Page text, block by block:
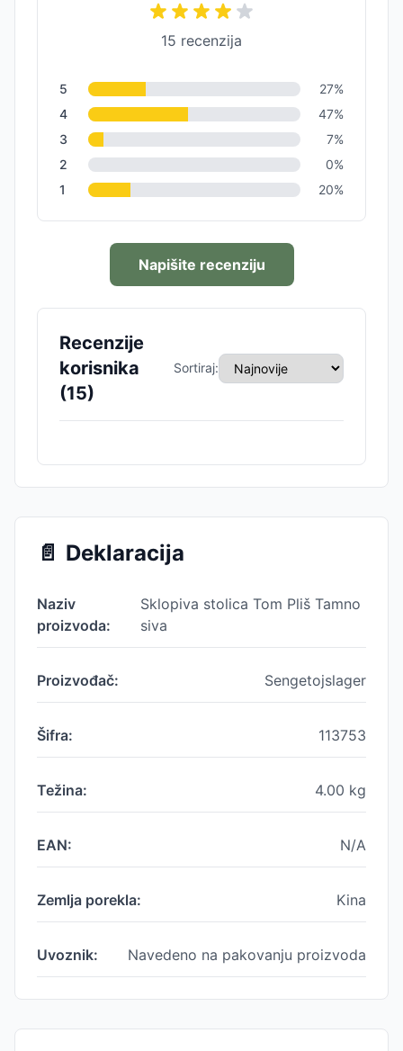
15 recenzija
5 27%
4
47%
3
7%
2
0%
1
20%
Napišite recenziju
Recenzije
korisnika
(15)
Sortiraj:
📄 Deklaracija
Naziv
proizvoda:
Sklopiva stolica Tom Pliš Tamno
siva
Proizvođač: Sengetojslager
Šifra: 113753
Težina: 4.00 kg
EAN: N/A
Zemlja porekla: Kina
Uvoznik: Navedeno na pakovanju proizvoda